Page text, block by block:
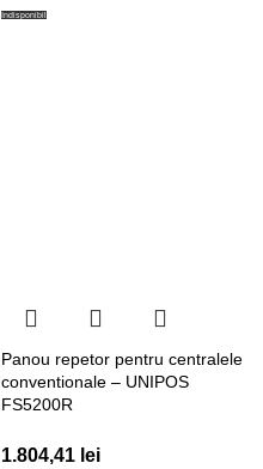
Indisponibil
Panou repetor pentru centralele
conventionale – UNIPOS
FS5200R
1.804,41 lei